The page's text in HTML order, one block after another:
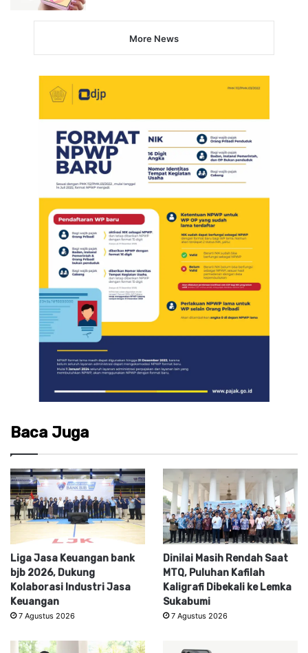
More News
Baca Juga
Liga Jasa Keuangan bank
bjb 2026, Dukung
Kolaborasi Industri Jasa
Keuangan
7 Agustus 2026
Dinilai Masih Rendah Saat
MTQ, Puluhan Kafilah
Kaligrafi Dibekali ke Lemka
Sukabumi
7 Agustus 2026